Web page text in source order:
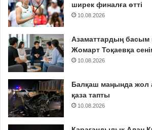
ширек финалға өтті
10.08.2026
Азаматтардың басым
Жомарт Тоқаевқа
10.08.2026
Балқаш маңында жол
қаза тапты
10.08.2026